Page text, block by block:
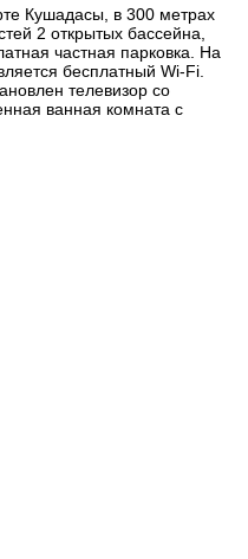
Кушадасы, в 300 метрах
2 открытых бассейна,
частная парковка. На
бесплатный Wi-Fi.
телевизор со
ванная комната с